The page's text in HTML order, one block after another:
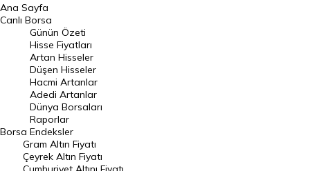
BIST 100 Hisseleri
En Çok Artan Hisseler
En Çok Düşen Hisseler
Hacmi Artanlar
Geçmiş Kapanışlar
Dünya Borsaları
Raporlar
Endeksler
Ana Sayfa
Canlı Borsa
Borsa
Günün Özeti
Hisse Fiyatları
Artan Hisseler
Düşen Hisseler
Hacmi Artanlar
Adedi Artanlar
Dünya Borsaları
Raporlar
Endeksler
Gram Altın Fiyatı
Çeyrek Altın Fiyatı